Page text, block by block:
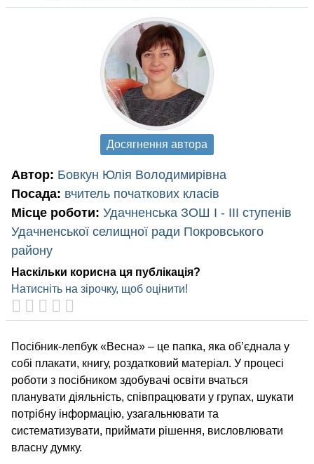
Автор: Бовкун Юлія Володимирівна
Посада: вчитель початкових класів
Місце роботи: Удачненська ЗОШ І - ІІІ ступенів
Удачненської селищної ради Покровського
району
Наскільки корисна ця публікація?
Натисніть на зірочку, щоб оцінити!
Досягнення автора
Посібник-лепбук «Весна» – це папка, яка об’єднала у
собі плакати, книгу, роздатковий матеріал. У процесі
роботи з посібником здобувачі освіти вчаться
планувати діяльність, співпрацювати у групах, шукати
потрібну інформацію, узагальнювати та
систематизувати, приймати рішення, висловлювати
власну думку.